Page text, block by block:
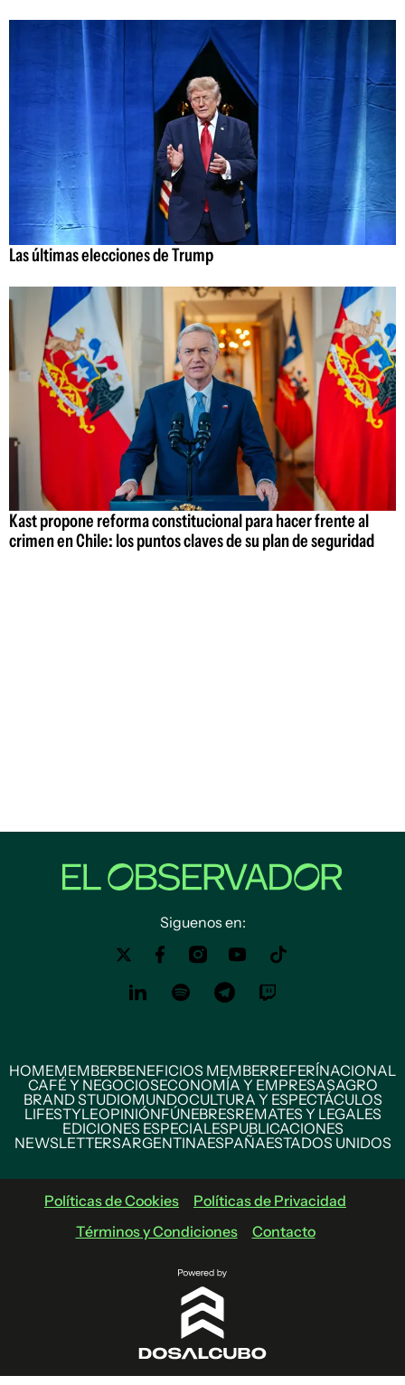
Las últimas elecciones de Trump
Kast propone reforma constitucional para hacer frente al
crimen en Chile: los puntos claves de su plan de seguridad
Siguenos en:
HOMEMEMBERBENEFICIOS MEMBERREFERÍNACIONAL
CAFÉ Y NEGOCIOSECONOMÍA Y EMPRESASAGRO
BRAND STUDIOMUNDOCULTURA Y ESPECTÁCULOS
LIFESTYLEOPINIÓNFÚNEBRESREMATES Y LEGALES
EDICIONES ESPECIALESPUBLICACIONES
NEWSLETTERSARGENTINAESPAÑAESTADOS UNIDOS
Políticas de Cookies
Políticas de Privacidad
Términos y Condiciones
Contacto